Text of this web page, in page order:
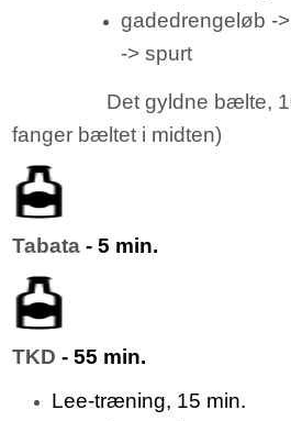
gadedrengeløb -
-> spurt
Det gyldne bælte,
fanger bæltet i midten)
Tabata- 5 min.
TKD - 55 min.
Lee-træning, 15 min.